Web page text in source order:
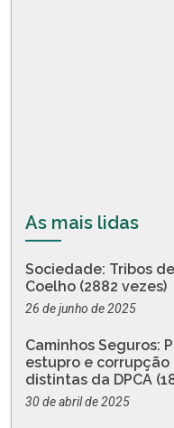
As mais lidas
Sociedade: Tribos
Coelho (2882 vezes)
26 de junho de 2025
Caminhos Seguros:
estupro e corrupção
distintas da DPCA
30 de abril de 2025